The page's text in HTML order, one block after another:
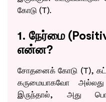
கோடு (T).
1. நேர்மை
என்ன?
சோதனைக் கோடு (T),
கருமையாகவோ
இருந்தால், அது